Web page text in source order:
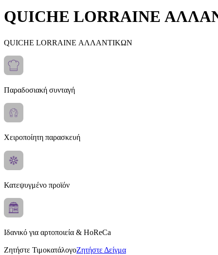
QUICHE LORRAINE
QUICHE LORRAINE ΑΛΛΑΝΤΙΚΩΝ
Παραδοσιακή συνταγή
Χειροποίητη παρασκευή
Κατεψυγμένο προϊόν
Ιδανικό για αρτοποιεία & HoReCa
Ζητήστε ΤιμοκατάλογοΖητήστε Δείγμα